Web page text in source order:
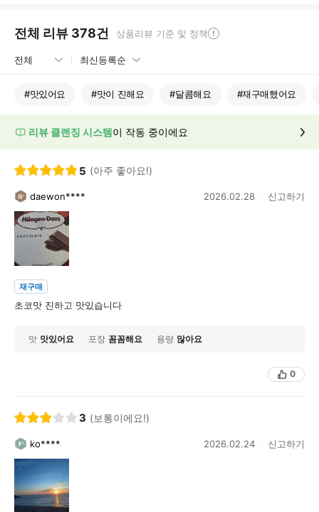
전체 리뷰 378건 상품리뷰 기준 및 정책
#맛있어요 #맛이 진해요 #달콤해요 #재구매했어요
리뷰 클렌징 시스템이 작동 중이에요
5 (아주 좋아요!)
daewon**** 2026.02.28 신고하기
재구매
초코맛 진하고 맛있습니다
맛 맛있어요 포장 꼼꼼해요 용량 많아요
0
3 (보통이에요!)
ko**** 2026.02.24 신고하기